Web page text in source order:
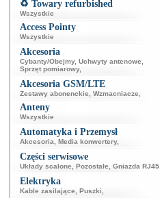
♻️ Towary refurbished
Wszystkie
Access Pointy
Wszystkie
Akcesoria
Cybanty/Obejmy, Uchwyty antenowe
Sprzęt pomiarowy,
Akcesoria GSM/LTE
Zestawy abonenckie Wzmacniacze
Anteny
Wszystkie
Automatyka i Przemysł
Akcesoria Media konwertery,
Części serwisowe
Układy scalone Pozostałe Gniazda RJ45
Elektryka
Kable zasilające Puszki